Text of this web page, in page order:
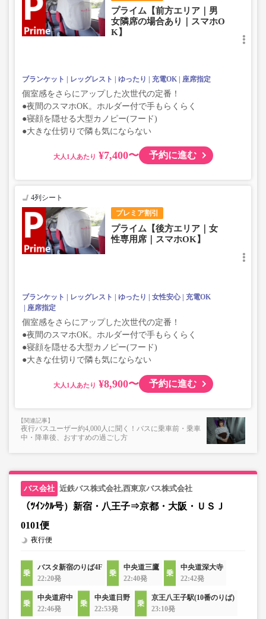
プライム【前方エリア｜男
女隣席の場合あり｜スマホO
K】
ブランケット レッグレスト ゆったり 充電OK 座席指定
個室感をさらにアップした次世代の定番！
●夜間のスマホOK。ホルダー付で手もらくらく
●寝顔を隠せる大型カノピー(フード)
●大きな仕切りで隣も気にならない
大人 ¥7,400〜 予約に進む
プレミア割引
4列シート
プライム【後方エリア｜女
性専用席｜スマホOK】
ブランケット レッグレスト ゆったり 女性安心
充電OK
座席指定
個室感をさらにアップした次世代の定番！
●夜間のスマホOK。ホルダー付で手もらくらく
●寝顔を隠せる大型カノピー(フード)
●大きな仕切りで隣も気にならない
大人 ¥8,900〜 予約に進む
夜行バスユーザー約4,000人に聞く！バスに乗車前・乗車
中・降車後、おすすめの過ごし方
近鉄バス株式会社,西東京バス株式会社
（ﾂｲﾝｸﾙ号）新宿・八王子⇒京都・大阪・ＵＳＪ
0101便
夜行便
バスタ新宿のりば4F
22:20発
中央道三鷹
22:40発
中央道深大寺
22:42発
中央道府中
22:46発
中央道日野
22:53発
京王八王子駅(10番のりば)
23:10発